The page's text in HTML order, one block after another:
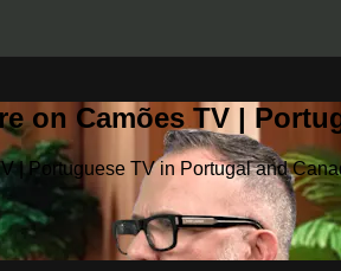
on Camões TV |
| Portuguese TV in Portugal and